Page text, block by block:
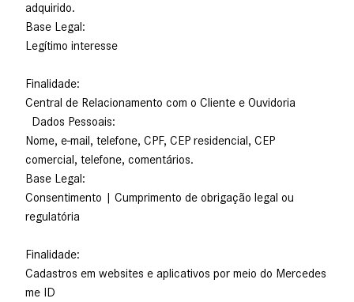
adquirido.
Base Legal:
Legítimo interesse
Finalidade:
Central de Relacionamento com o Cliente e Ouvidoria
Dados Pessoais:
Nome, e-mail, telefone, CPF, CEP residencial, CEP
comercial, telefone, comentários.
Base Legal:
Consentimento | Cumprimento de obrigação legal ou
regulatória
Finalidade:
Cadastros em websites e aplicativos por meio do Mercedes
me ID